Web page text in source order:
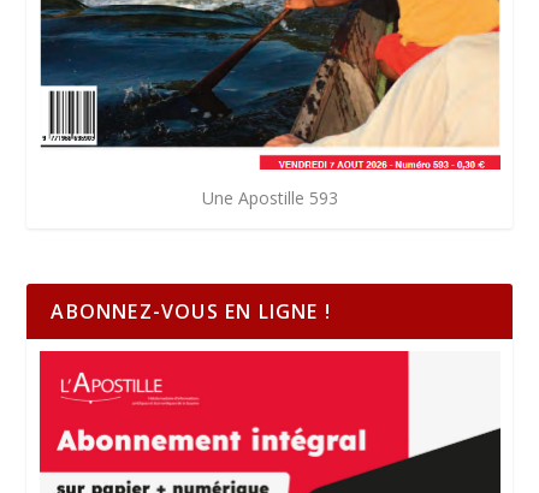
Une Apostille 593
ABONNEZ-VOUS EN LIGNE !